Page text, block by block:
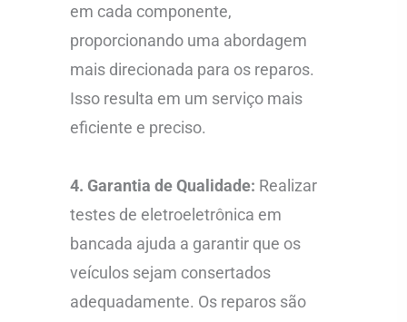
em cada componente,
proporcionando uma abordagem
mais direcionada para os reparos.
Isso resulta em um serviço mais
eficiente e preciso.
4. Garantia de Qualidade: Realizar
testes de eletroeletrônica em
bancada ajuda a garantir que os
veículos sejam consertados
adequadamente. Os reparos são